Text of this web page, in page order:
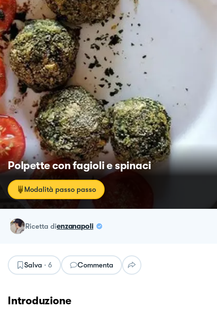
Polpette con fagioli e spinaci
Modalità passo passo
ricetta dienzanapoli
Salva · 6 Commenta
Introduzione